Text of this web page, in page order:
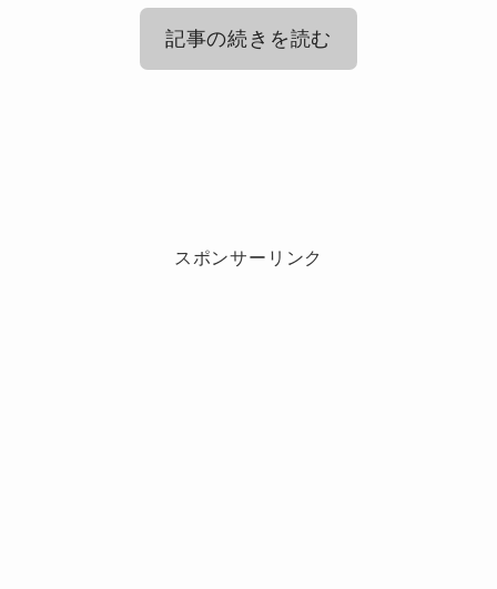
記事の続きを読む
スポンサーリンク